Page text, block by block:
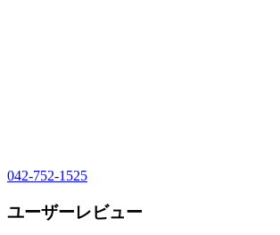
042-752-1525
ユーザーレビュー